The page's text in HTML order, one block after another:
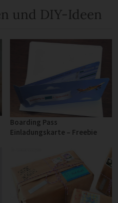
und DIY-Ideen
Boarding Pass
Einladungskarte – Freebie